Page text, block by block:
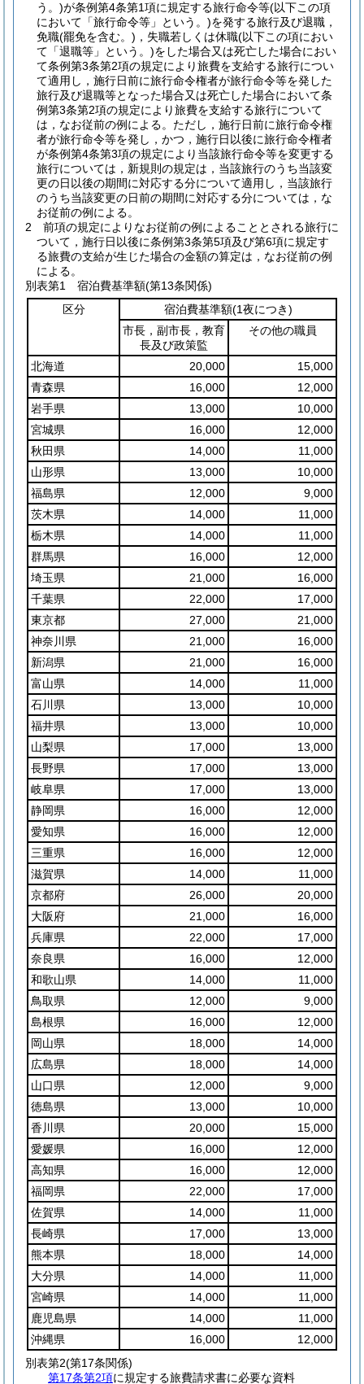
う。)が条例第4条第1項に規定する旅行命令等(以下この項
において「旅行命令等」という。)を発する旅行及び退職，
免職(罷免を含む。) ，失職若しくは休職(以下この項におい
て「退職等」という。)をした場合又は死亡した場合におい
て条例第3条第2項の規定により旅費を支給する旅行につい
て適用し，施行日前に旅行命令権者が旅行命令等を発した
旅行及び退職等となった場合又は死亡した場合において条
例第3条第2項の規定により旅費を支給する旅行について
は，なお従前の例による。 ただし，施行日前に旅行命令権
者が旅行命令等を発し，かつ，施行日以後に旅行命令権者
が条例第4条第3項の規定により当該旅行命令等を変更する
旅行については，新規則の規定は，当該旅行のうち当該変
更の日以後の期間に対応する分について適用し，当該旅行
のうち当該変更の日前の期間に対応する分については，な
お従前の例による。
2
前項の規定によりなお従前の例によることとされる旅行に
ついて，施行日以後に条例第3条第5項及び第6項に規定す
る旅費の支給が生じた場合の金額の算定は，なお従前の例
による。
別表第1
宿泊費基準額(第13条関係)
区分
宿泊費基準額(1夜につき)
市長，副市長，教育
長及び政策監
その他の職員
北海道 20,000
15,000
青森県
16,000
12,000
岩手県
13,000
10,000
宮城県
16,000
12,000
秋田県
14,000
11,000
山形県
13,000
10,000
福島県
12,000
9,000
茨木県
14,000
11,000
栃木県
14,000
11,000
群馬県
16,000
12,000
埼玉県
21,000
16,000
千葉県
22,000
17,000
東京都
27,000
21,000
神奈川県
21,000
16,000
新潟県
21,000
16,000
富山県
14,000
11,000
石川県
13,000
10,000
福井県
13,000
10,000
山梨県
17,000
13,000
長野県
17,000
13,000
岐阜県
17,000
13,000
静岡県
16,000
12,000
愛知県
16,000
12,000
三重県
16,000
12,000
滋賀県
14,000
11,000
京都府
26,000
20,000
大阪府
21,000
16,000
兵庫県
22,000
17,000
奈良県
16,000
12,000
和歌山県
14,000
11,000
鳥取県
12,000
9,000
島根県
16,000
12,000
岡山県
18,000
14,000
広島県
18,000
14,000
山口県
12,000
9,000
徳島県
13,000
10,000
香川県
20,000
15,000
愛媛県
16,000
12,000
高知県
16,000
12,000
福岡県
22,000
17,000
佐賀県
14,000
11,000
長崎県
17,000
13,000
熊本県
18,000
14,000
大分県
14,000
11,000
宮崎県
14,000
11,000
鹿児島県
14,000
11,000
沖縄県
16,000
12,000
別表第2(第17条関係)
第17条第2項に規定する旅費請求書に必要な資料